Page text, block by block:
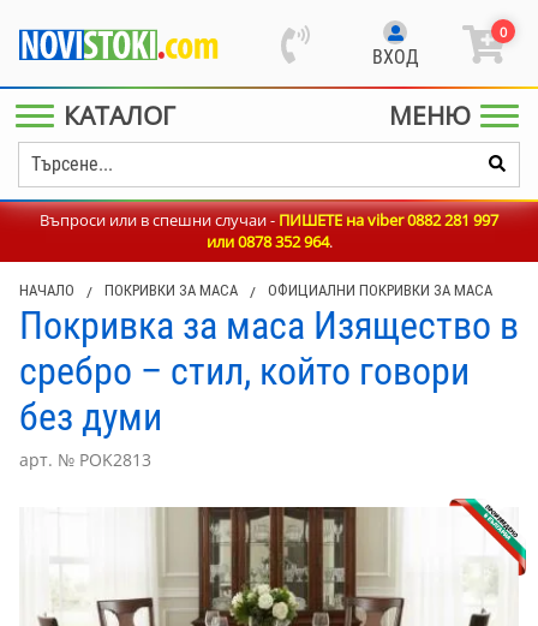
ВХОД
0
КАТАЛОГ МЕНЮ
Въпроси или в спешни случаи -ПИШЕТЕ на viber 0882 281 997
или0878 352 964.
НАЧАЛО / ПОКРИВКИ ЗА МАСА / ОФИЦИАЛНИ ПОКРИВКИ ЗА МАСА
Покривка за маса Изящество в
сребро – стил, който говори
без думи
арт. № POK2813